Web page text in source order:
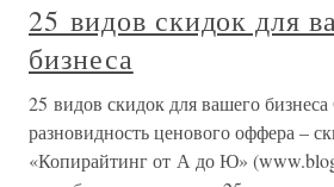
25 видов скидок для
бизнеса
25 видов скидок для вашего
разновидность ценового оффера –
«Копирайтинг от А до Ю»